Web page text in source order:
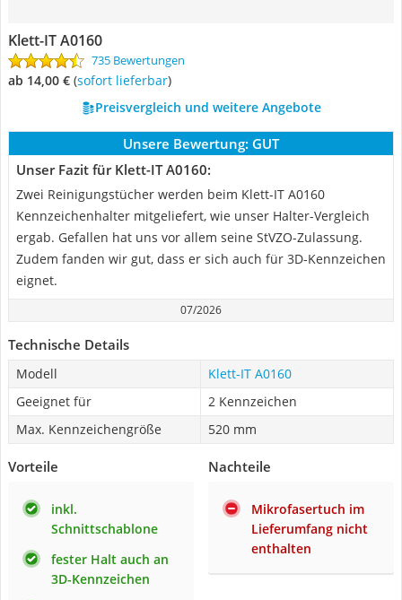
Klett-IT A0160
735 Bewertungen
ab 14,00 € ( Sofort lieferbar)
Preisvergleich und weitere Angebote
Unsere Bewertung: GUT
Unser Fazit für Klett-IT A0160:
Zwei Reinigungstücher werden beim Klett-IT A0160
Kennzeichenhalter mitgeliefert, wie unser Halter-Vergleich
ergab. Gefallen hat uns vor allem seine StVZO-Zulassung.
Zudem fanden wir gut, dass er sich auch für 3D-Kennzeichen
eignet.
07/2026
Technische Details
Modell
Klett-IT A0160
Geeignet für
2 Kennzeichen
Max. Kennzeichengröße
520 mm
Vorteile
inkl.
Schnittschablone
fester Halt auch an
3D-Kennzeichen
Nachteile
Mikrofasertuch im
Lieferumfang nicht
enthalten